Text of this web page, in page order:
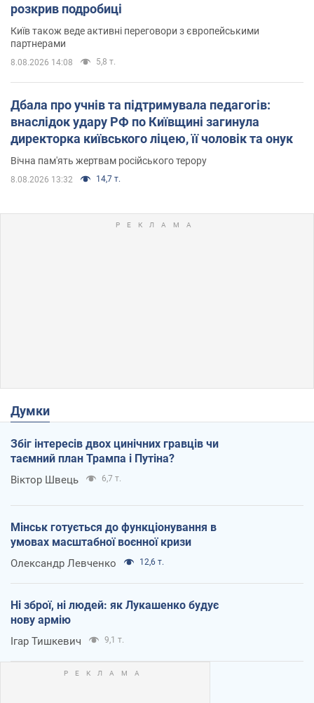
розкрив подробиці
Київ також веде активні переговори з європейськими
партнерами
8.08.2026 14:08 5,8 т.
Дбала про учнів та підтримувала педагогів:
внаслідок удару РФ по Київщині загинула
директорка київського ліцею, її чоловік та онук
Вічна пам'ять жертвам російського терору
8.08.2026 13:32 14,7 т.
Думки
Збіг інтересів двох цинічних гравців чи
таємний план Трампа і Путіна?
Віктор Швець 6,7 т.
Мінськ готується до функціонування в
умовах масштабної воєнної кризи
Олександр Левченко 12,6 т.
Ні зброї, ні людей: як Лукашенко будує
нову армію
Ігар Тишкевич 9,1 т.